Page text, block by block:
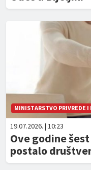
MINISTARSTVO PRIVREDE
19.07.2026. | 10:23
Ove godine
postalo